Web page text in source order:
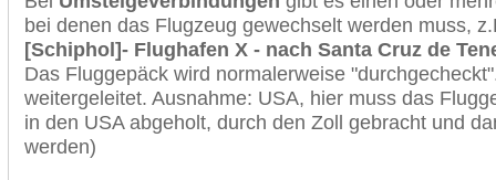
bei denen das Flugzeug gewechselt werden muss,
[Schiphol]- Flughafen X - nach Santa Cruz de
Das Fluggepäck wird normalerweise
weitergeleitet. Ausnahme: USA, hier muss das
in den USA abgeholt, durch den Zoll gebracht und
werden)